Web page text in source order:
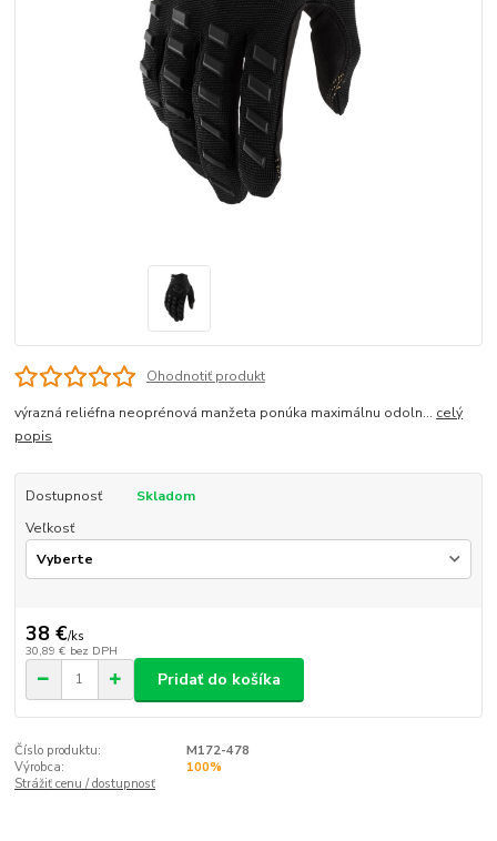
Ohodnotiť produkt
výrazná reliéfna neoprénová manžeta ponúka maximálnu odoln... celý
popis
Dostupnosť
Skladom
Veľkosť
38 €/ks
30,89 € bez DPH
Pridať do košíka
Číslo produktu:
M172-478
Výrobca:
100%
Strážiť cenu / dostupnosť